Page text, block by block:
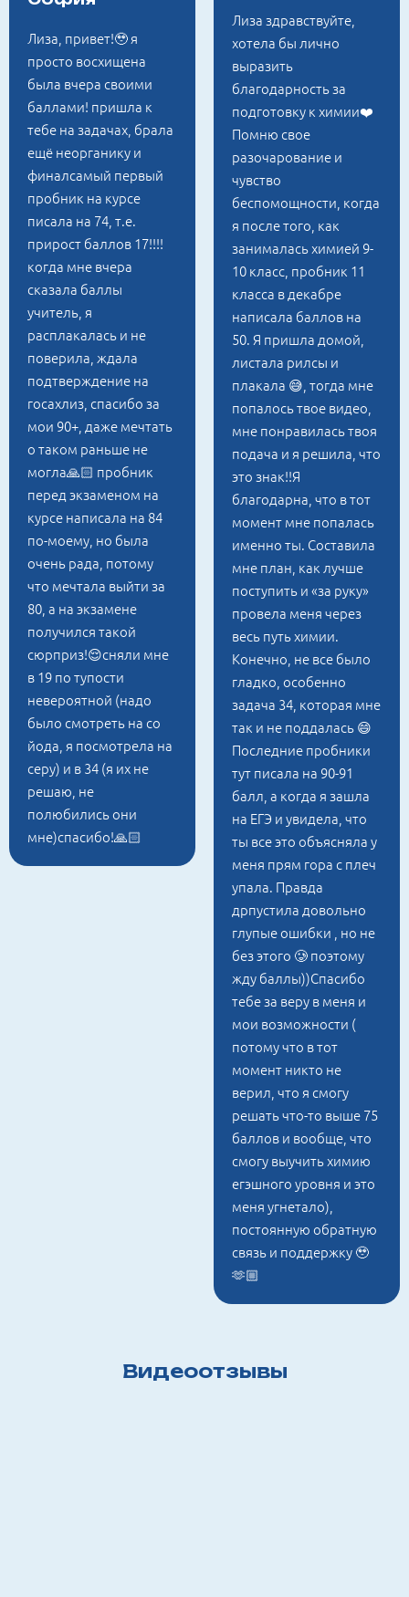
Лиза, привет!🥹 я
просто восхищена
была вчера своими
баллами! пришла к
тебе на задачах, брала
ещё неорганику и
финалсамый первый
пробник на курсе
писала на 74, т.е.
прирост баллов 17!!!!
когда мне вчера
сказала баллы
учитель, я
расплакалась и не
поверила, ждала
подтверждение на
госахлиз, спасибо за
мои 90+, даже мечтать
о таком раньше не
могла🙏🏻 пробник
перед экзаменом на
курсе написала на 84
по-моему, но была
очень рада, потому
что мечтала выйти за
80, а на экзамене
получился такой
сюрприз!😌сняли мне
в 19 по тупости
невероятной (надо
было смотреть на со
йода, я посмотрела на
серу) и в 34 (я их не
решаю, не
полюбились они
мне)спасибо!🙏🏻
Лиза здравствуйте,
хотела бы лично
выразить
благодарность за
подготовку к химии❤️
Помню свое
разочарование и
чувство
беспомощности, когда
я после того, как
занималась химией 9-
10 класс, пробник 11
класса в декабре
написала баллов на
50. Я пришла домой,
листала рилсы и
плакала 😅, тогда мне
попалось твое видео,
мне понравилась твоя
подача и я решила, что
это знак!!Я
благодарна, что в тот
момент мне попалась
именно ты. Составила
мне план, как лучше
поступить и «за руку»
провела меня через
весь путь химии.
Конечно, не все было
гладко, особенно
задача 34, которая мне
так и не поддалась 😄
Последние пробники
тут писала на 90-91
балл, а когда я зашла
на ЕГЭ и увидела, что
ты все это объясняла у
меня прям гора с плеч
упала. Правда
дрпустила довольно
глупые ошибки , но не
без этого 🥲 поэтому
жду баллы))Спасибо
тебе за веру в меня и
мои возможности (
потому что в тот
момент никто не
верил, что я смогу
решать что-то выше 75
баллов и вообще, что
смогу выучить химию
егэшного уровня и это
меня угнетало),
постоянную обратную
связь и поддержку 🥹
🫶🏼
Видеоотзывы